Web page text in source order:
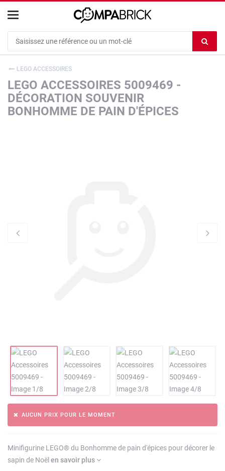
le
LEGO ACCESSOIRES
LEGO ACCESSOIRES 5009469 -
DÉCORATION SOUVENIR
BONHOMME DE PAIN D'ÉPICES
AUCUN PRIX POUR LE MOMENT
Minifigurine LEGO® du Bonhomme de pain d'épices pour décorer le
sapin de Noël en savoir plus
Cookies management panel